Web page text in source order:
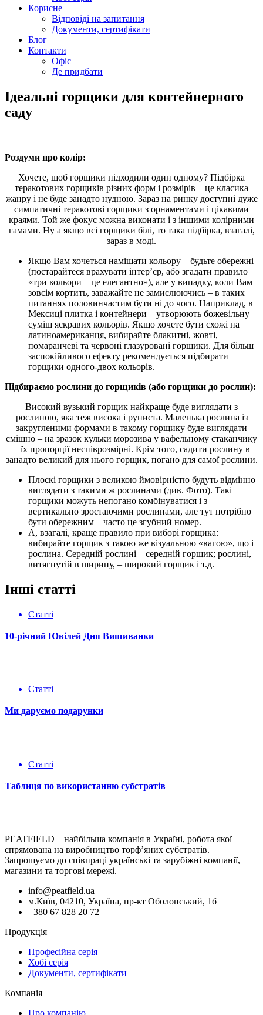
Корисне
Відповіді на запитання
Документи, сертифікати
Блог
Контакти
Офіс
Де придбати
Ідеальні горщики для контейнерного
саду
Роздуми про колір:
Хочете, щоб горщики підходили один одному? Підбірка
теракотових горщиків різних форм і розмірів – це класика
жанру і не буде занадто нудною. Зараз на ринку доступні дуже
симпатичні теракотові горщики з орнаментами і цікавими
краями. Той же фокус можна виконати і з іншими колірними
гамами. Ну а якщо всі горщики білі, то така підбірка, взагалі,
зараз в моді.
Якщо Вам хочеться намішати кольору – будьте обережні
(постарайтеся врахувати інтер’єр, або згадати правило
«три кольори – це елегантно»), але у випадку, коли Вам
зовсім кортить, заважайте не замислюючись – в таких
питаннях половинчастим бути ні до чого. Наприклад, в
Мексиці плитка і контейнери – утворюють божевільну
суміш яскравих кольорів. Якщо хочете бути схожі на
латиноамериканця, вибирайте блакитні, жовті,
помаранчеві та червоні глазуровані горщики. Для більш
заспокійливого ефекту рекомендується підбирати
горщики одного-двох кольорів.
Підбираємо рослини до горщиків (або горщики до рослин):
Високий вузький горщик найкраще буде виглядати з
рослиною, яка теж висока і руниста. Маленька рослина із
закругленими формами в такому горщику буде виглядати
смішно – на зразок кульки морозива у вафельному стаканчику
– їх пропорції неспіврозмірні. Крім того, садити рослину в
занадто великий для нього горщик, погано для самої рослини.
Плоскі горщики з великою ймовірністю будуть відмінно
виглядати з такими ж рослинами (див. Фото). Такі
горщики можуть непогано комбінуватися і з
вертикально зростаючими рослинами, але тут потрібно
бути обережним – часто це згубний номер.
А, взагалі, краще правило при виборі горщика:
вибирайте горщик з такою же візуальною «вагою», що і
рослина. Середній рослині – середній горщик; рослині,
витягнутій в ширину, – широкий горщик і т.д.
Інші статті
Статті
10-річний Ювілей Дня Вишиванки
Статті
Ми даруємо подарунки
Статті
Таблиця по використанню субстратів
PEATFIELD – найбільша компанія в Україні, робота якої
спрямована на виробництво торф’яних субстратів.
Запрошуємо до співпраці українські та зарубіжні компанії,
магазини та торгові мережі.
info@peatfield.ua
м.Київ, 04210, Україна, пр-кт Оболонський, 1б
+380 67 828 20 72
Продукція
Професійна серія
Хобі серія
Документи, сертифікати
Компанія